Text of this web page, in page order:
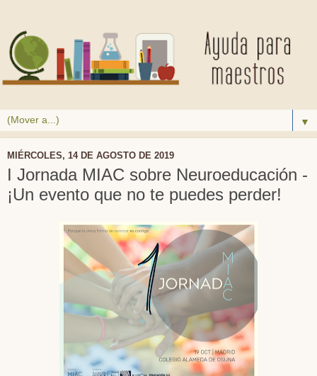
▼
MIÉRCOLES, 14 DE AGOSTO DE 2019
I Jornada MIAC sobre Neuroeducación -
¡Un evento que no te puedes perder!